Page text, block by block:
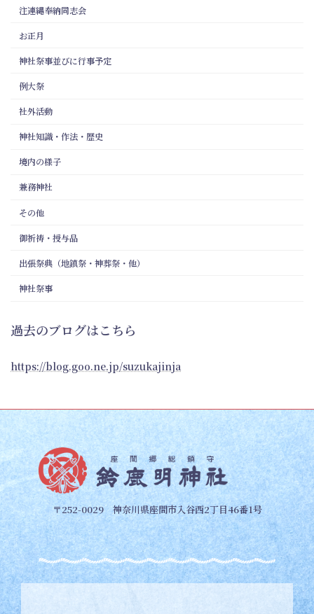
注連縄奉納同志会
お正月
神社祭事並びに行事予定
例大祭
社外活動
神社知識・作法・歴史
境内の様子
兼務神社
その他
御祈祷・授与品
出張祭典（地鎮祭・神葬祭・他）
神社祭事
過去のブログはこちら
https://blog.goo.ne.jp/suzukajinja
〒252-0029 神奈川県座間市入谷西2丁目46番1号